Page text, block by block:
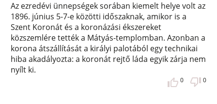
Az ezredévi ünnepségek sorában kiemelt helye volt az
1896. június 5-7-e közötti időszaknak, amikor is a
Szent Koronát és a koronázási ékszereket
közszemlére tették a Mátyás-templomban. Azonban a
korona átszállítását a királyi palotából egy technikai
hiba akadályozta: a koronát rejtő láda egyik zárja nem
nyílt ki.
0 0